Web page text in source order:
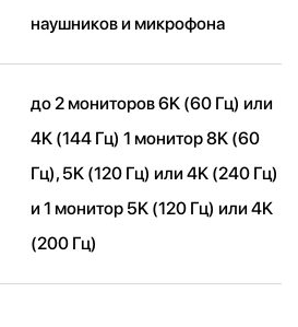
наушников и микрофона
до 2 мониторов 6K (60 Гц) или
4K (144 Гц) 1 монитор 8K (60
Гц), 5K (120 Гц) или 4K (240 Гц)
и 1 монитор 5K (120 Гц) или 4K
(200 Гц)